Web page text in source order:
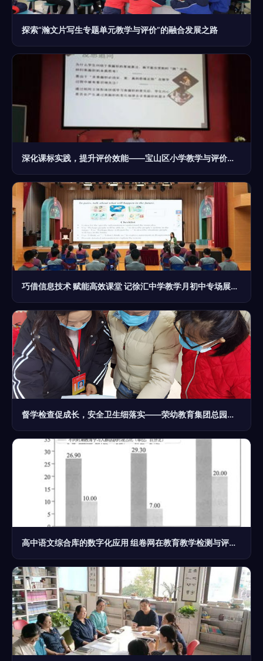
探索“瀚文片写生专题单元教学与评价”的融合发展之路
深化课标实践，提升评价效能——宝山区小学教学与评价基地学校展示活动综述
巧借信息技术 赋能高效课堂 记徐汇中学教学月初中专场展示活动
督学检查促成长，安全卫生细落实——荣幼教育集团总园教育教学检测和评价活动纪实
高中语文综合库的数字化应用 组卷网在教育教学检测与评价中的实践与思考